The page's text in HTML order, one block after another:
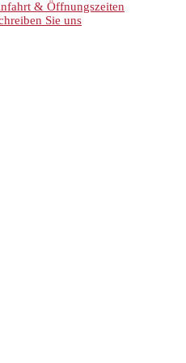
& Öffnungszeiten
Sie uns